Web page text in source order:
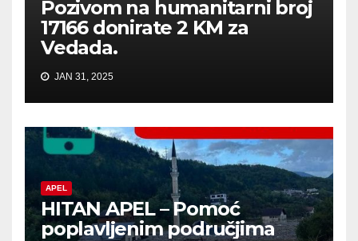
Pozivom na humanitarni broj
17166 donirate 2 KM za
Vedada.
JAN 31, 2025
APEL
HITAN APEL – Pomoć
poplavljenim područjima